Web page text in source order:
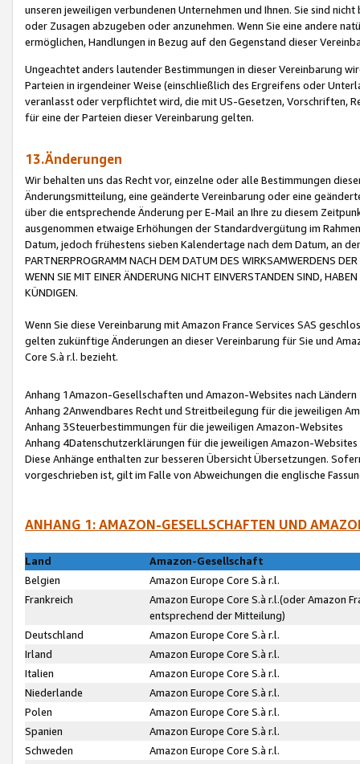
unseren jeweiligen verbundenen Unternehmen und Ihnen. Sie sind
oder Zusagen abzugeben oder anzunehmen. Wenn Sie eine andere
ermöglichen, Handlungen in Bezug auf den Gegenstand dieser
Ungeachtet anders lautender Bestimmungen in dieser Vereinbarung
Parteien in irgendeiner Weise (einschließlich des Ergreifens oder
veranlasst oder verpflichtet wird, die mit US-Gesetzen, Vorschriften,
für eine der Parteien dieser Vereinbarung gelten.
13.Änderungen
Wir behalten uns das Recht vor, einzelne oder alle Bestimmungen
Änderungsmitteilung, eine geänderte Vereinbarung oder eine
über die entsprechende Änderung per E-Mail an Ihre zu diesem
ausgenommen etwaige Erhöhungen der Standardvergütung im
Datum, jedoch frühestens sieben Kalendertage nach dem Datum, an
PARTNERPROGRAMM NACH DEM DATUM DES WIRKSAMWERDENS
WENN SIE MIT EINER ÄNDERUNG NICHT EINVERSTANDEN SIND,
KÜNDIGEN.
Wenn Sie diese Vereinbarung mit Amazon France Services SAS
gelten zukünftige Änderungen an dieser Vereinbarung für Sie und
Core S.à r.l. bezieht.
Anhang 1Amazon-Gesellschaften und Amazon-Websites nach Ländern
Anhang 2Anwendbares Recht und Streitbeilegung für die jeweiligen
Anhang 3Steuerbestimmungen für die jeweiligen Amazon-Websites
Anhang 4Datenschutzerklärungen für die jeweiligen Amazon-Websites
Diese Anhänge enthalten zur besseren Übersicht Übersetzungen.
vorgeschrieben ist, gilt im Falle von Abweichungen die englische
ANHANG 1: AMAZON-GESELLSCHAFTEN UND
Land
Amazon-Gesellschaft
Belgien
Amazon Europe Core S.à r.l.
Frankreich
Amazon Europe Core S.à r.l.(oder Amazon
entsprechend der Mitteilung)
Deutschland
Amazon Europe Core S.à r.l.
Irland
Amazon Europe Core S.à r.l.
Italien
Amazon Europe Core S.à r.l.
Niederlande
Amazon Europe Core S.à r.l.
Polen
Amazon Europe Core S.à r.l.
Spanien
Amazon Europe Core S.à r.l.
Schweden
Amazon Europe Core S.à r.l.